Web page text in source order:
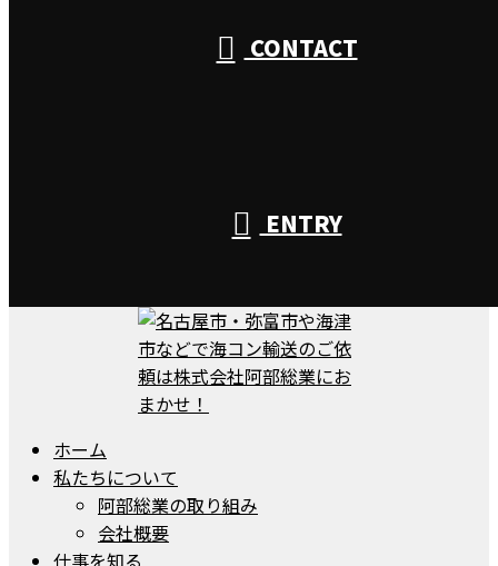
CONTACT
ENTRY
ホーム
私たちについて
阿部総業の取り組み
会社概要
仕事を知る